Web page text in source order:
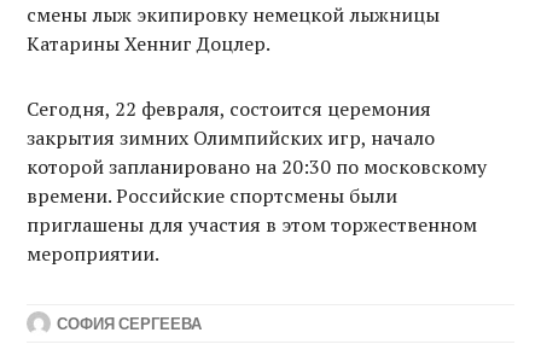
смены лыж экипировку немецкой лыжницы
Катарины Хенниг Доцлер.
Сегодня, 22 февраля, состоится церемония
закрытия зимних Олимпийских игр, начало
которой запланировано на 20:30 по московскому
времени. Российские спортсмены были
приглашены для участия в этом торжественном
мероприятии.
СОФИЯ СЕРГЕЕВА